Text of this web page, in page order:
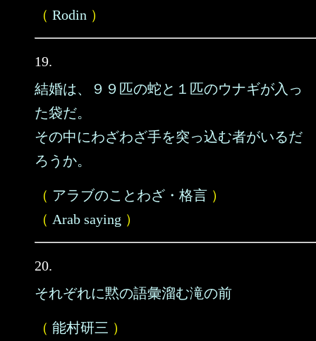
（ Rodin ）
19.
結婚は、９９匹の蛇と１匹のウナギが入っ
た袋だ。
その中にわざわざ手を突っ込む者がいるだ
ろうか。
（ アラブのことわざ・格言 ）
（ Arab saying ）
20.
それぞれに黙の語彙溜む滝の前
（ 能村研三 ）